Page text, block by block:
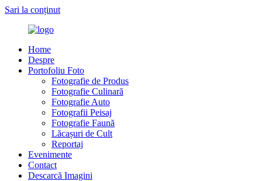
Sari la conținut
Home
Despre
Portofoliu Foto
Fotografie de Produs
Fotografie Culinară
Fotografie Auto
Fotografii Peisaj
Fotografie Faună
Lăcașuri de Cult
Reportaj
Evenimente
Contact
Descarcă Imagini